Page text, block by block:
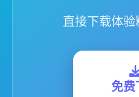
直接下载体
免费